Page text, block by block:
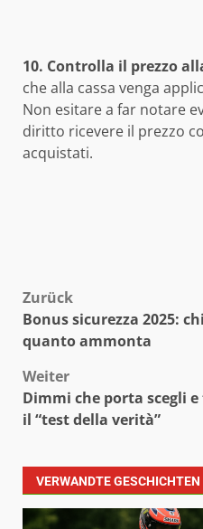
10. Controlla il prezzo
che alla cassa venga
Non esitare a far notare
diritto ricevere il prezzo
acquistati.
Zurück
Bonus sicurezza 2025:
quanto ammonta
Weiter
Dimmi che porta scegli
il “test della verità”
VERWANDTE GESCHICHTEN